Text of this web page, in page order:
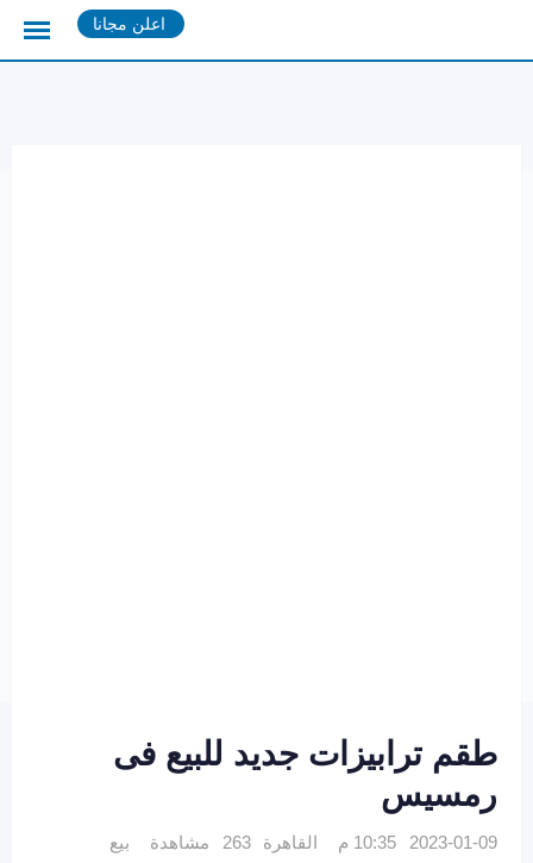
اعلن مجانا
طقم ترابيزات جديد للبيع فى
رمسيس
2023-01-09 10:35 م القاهرة 263 مشاهدة بيع